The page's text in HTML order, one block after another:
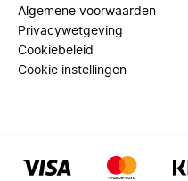
Algemene voorwaarden
Privacywetgeving
Cookiebeleid
Cookie instellingen